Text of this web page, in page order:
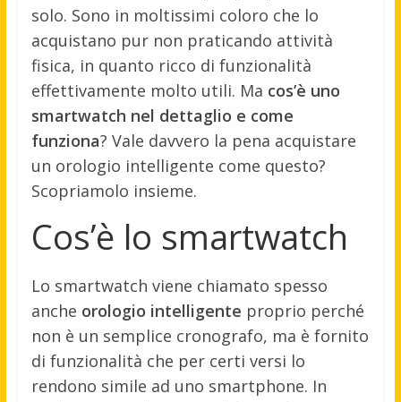
solo. Sono in moltissimi coloro che lo
acquistano pur non praticando attività
fisica, in quanto ricco di funzionalità
effettivamente molto utili. Ma cos’è uno
smartwatch nel dettaglio e come
funziona? Vale davvero la pena acquistare
un orologio intelligente come questo?
Scopriamolo insieme.
Cos’è lo smartwatch
Lo smartwatch viene chiamato spesso
anche orologio intelligente proprio perché
non è un semplice cronografo, ma è fornito
di funzionalità che per certi versi lo
rendono simile ad uno smartphone. In